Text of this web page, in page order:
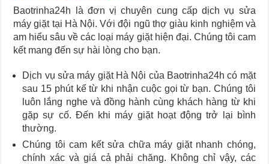
Baotrinha24h là đơn vị chuyên cung cấp dịch vụ sửa
máy giặt tại Hà Nội. Với đội ngũ thợ giàu kinh nghiệm và
am hiểu sâu về các loại máy giặt hiện đại. Chúng tôi cam
kết mang đến sự hài lòng cho bạn.
Dịch vụ sửa máy giặt Hà Nội của Baotrinha24h có mặt
sau 15 phút kể từ khi nhận cuộc gọi từ bạn. Chúng tôi
luôn lắng nghe và đồng hành cùng khách hàng từ khi
gặp sự cố. Đến khi máy giặt hoạt động trở lại bình
thường.
Chúng tôi cam kết sửa chữa máy giặt nhanh chóng,
chính xác và giá cả phải chăng. Không chỉ vậy, các